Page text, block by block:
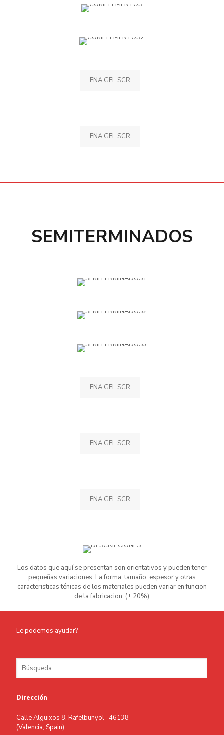
ENA GEL SCR
ENA GEL SCR
SEMITERMINADOS
ENA GEL SCR
ENA GEL SCR
ENA GEL SCR
Los datos que aquí se presentan son orientativos y pueden tener
pequeñas variaciones. La forma, tamaño, espesor y otras
caracteristicas ténicas de los materiales pueden variar en funcion
de la fabricacion. (± 20%)
Le podemos ayudar?
Dirección
Calle Alguixos 8, Rafelbunyol · 46138
(Valencia, Spain)